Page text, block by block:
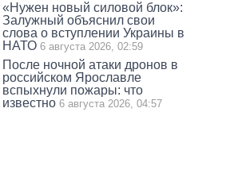
«Нужен новый силовой блок»:
Залужный объяснил свои
слова о вступлении Украины в
НАТО 6 августа 2026, 02:59
После ночной атаки дронов в
российском Ярославле
вспыхнули пожары: что
известно 6 августа 2026, 04:57